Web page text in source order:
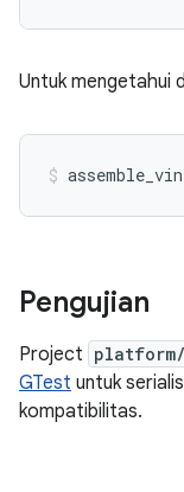
Untuk mengetahui
Pengujian
Project
GTest untuk
kompatibilitas.